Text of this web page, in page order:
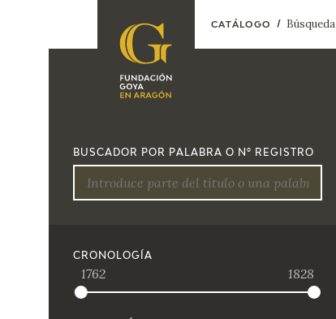
FUNDACIÓN
CENTRO DE
CONTACTO
BUSCADOR POR PALABRA O Nº REGISTRO
CRONOLOGÍA
1762 1828
CATÁLOGO Búsqueda